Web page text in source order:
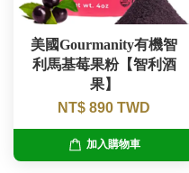
美國Gourmanity有機智
利馬基莓果粉【智利酒
果】
NT$ 890 TWD
加入購物車